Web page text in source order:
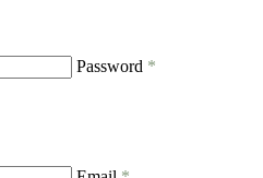
Password *